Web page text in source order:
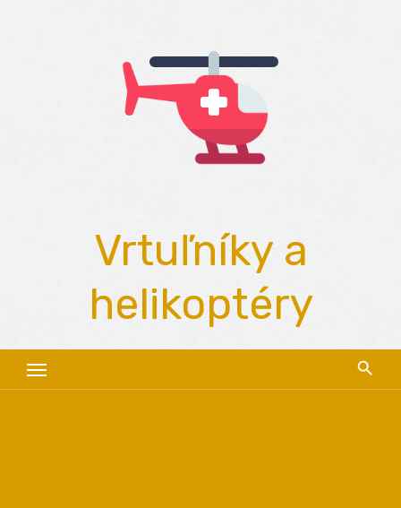
Vrtuľníky a
helikoptéry